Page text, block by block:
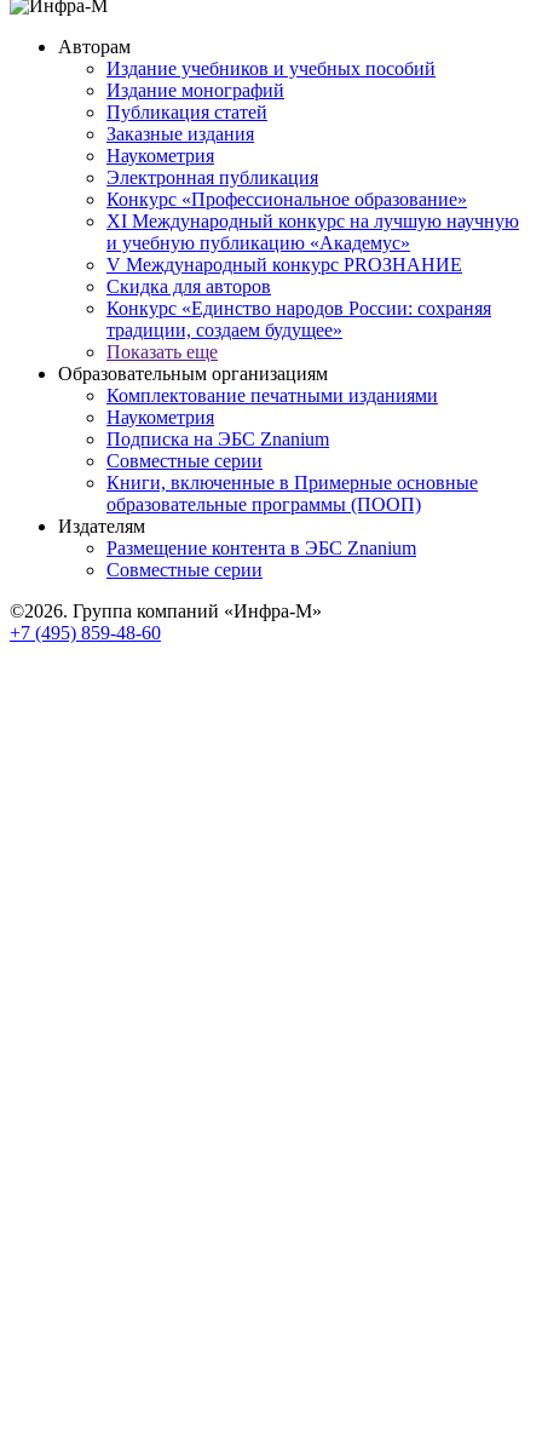
Авторам
Издание учебников и учебных пособий
Издание монографий
Публикация статей
Заказные издания
Наукометрия
Электронная публикация
Конкурс «Профессиональное образование»
XI Международный конкурс на лучшую научную
и учебную публикацию «Академус»
V Международный конкурс PROЗНАНИЕ
Скидка для авторов
Конкурс «Единство народов России: сохраняя
традиции, создаем будущее»
Показать еще
Образовательным организациям
Комплектование печатными изданиями
Наукометрия
Подписка на ЭБС Znanium
Совместные серии
Книги, включенные в Примерные основные
образовательные программы (ПООП)
Издателям
Размещение контента в ЭБС Znanium
Совместные серии
©2026. Группа компаний «Инфра-М»
+7 (495) 859-48-60